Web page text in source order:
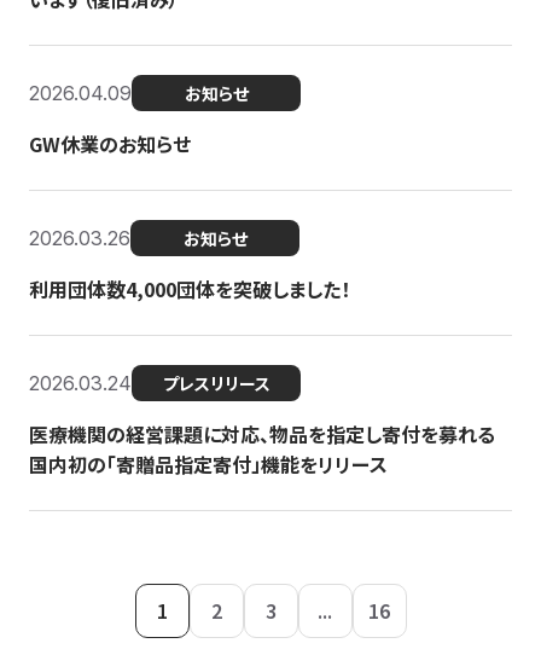
2026.04.09 お知らせ
GW休業のお知らせ
2026.03.26 お知らせ
利用団体数4,000団体を突破しました！
2026.03.24 プレスリリース
医療機関の経営課題に対応、物品を指定し寄付を募れる
国内初の「寄贈品指定寄付」機能をリリース
1 2 3 ... 16